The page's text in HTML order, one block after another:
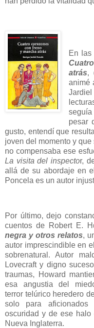
En las
atrás,
animé
pesar
gusto, entendí que
joven del momento y
no compensaba ese
La visita del inspector,
allá de su abordaje en
Poncela es un autor
Por último, dejo
cuentos de Robert E.
negra y otros relatos,
autor imprescindible en
sobrenatural. Autor
Lovecraft y digno
traumas, Howard
esa angustia del
terror telúrico heredero
solo para
oscuridad y de ese
Nueva Inglaterra.